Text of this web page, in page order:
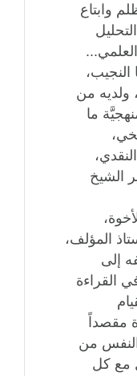
وابتاع
النجيب،
ولديه من
ما
الشيخ
المؤلف،
إلى
القراءة
مقصداً
النفس من
مع كل